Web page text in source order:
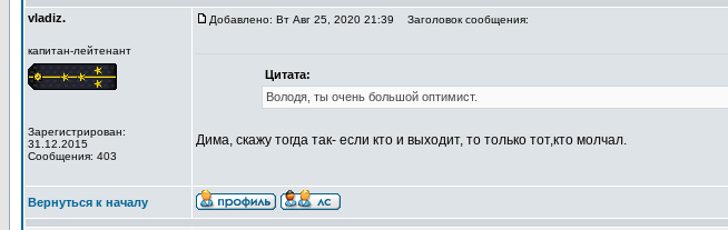
vladiz.
капитан-лейтенант
Зарегистрирован:
31.12.2015
Сообщения: 403
Добавлено: Вт Авг 25, 2020 21:39 Заголовок сообщения:
Цитата:
Володя, ты очень большой оптимист.
Дима, скажу тогда так- если кто и выходит, то только тот,кто молчал.
Вернуться к началу